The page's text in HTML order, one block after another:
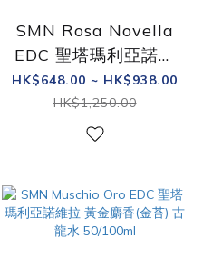
SMN Rosa Novella
EDC 聖塔瑪利亞諾維
拉 修道院玫瑰 古龍水
HK$648.00 ~ HK$938.00
HK$1,250.00